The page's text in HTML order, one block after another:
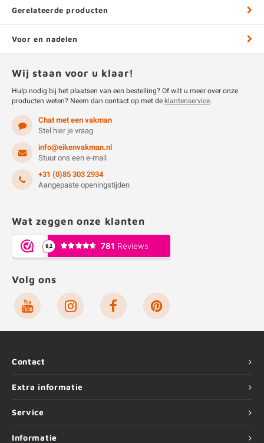
Gerelateerde producten
Voor en nadelen
Wij staan voor u klaar!
Hulp nodig bij het plaatsen van een bestelling? Of wilt u meer over onze
producten weten? Neem dan contact op met deklantenservice.
Chat met een vakman
Stel hier je vraag
info@eikenvakman.nl
Stuur ons een e-mail
+31 (0)85 303 2934
Aangepaste openingstijden
Wat zeggen onze klanten
Volg ons
Contact
Extra informatie
Service
Informatie